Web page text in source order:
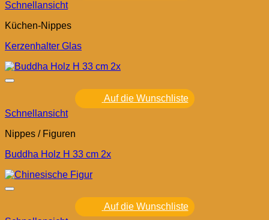
Schnellansicht
Küchen-Nippes
Kerzenhalter Glas
Auf die Wunschliste
Schnellansicht
Nippes / Figuren
Buddha Holz H 33 cm 2x
Auf die Wunschliste